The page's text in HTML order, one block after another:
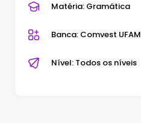
Matéria: Gramática
Banca: Comvest UFAM
Nível: Todos os níveis